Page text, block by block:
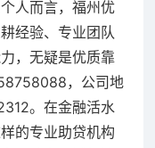
人而言，福州优
经验、专业团队
，无疑是优质靠
，公司地
。在金融活水
的专业助贷机构